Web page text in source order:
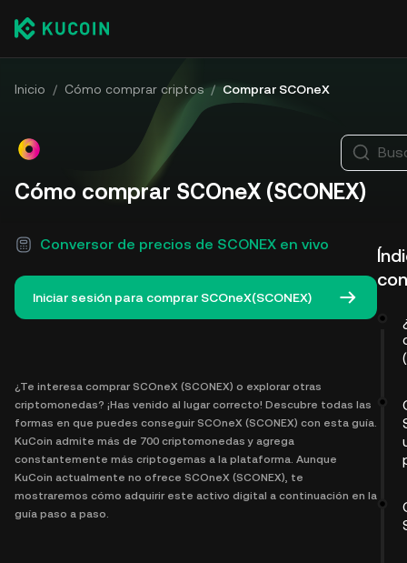
Inicio / Cómo comprar criptos / Comprar SCOneX
Cómo comprar SCOneX (SCONEX)
Conversor de precios de SCONEX en vivo
Iniciar sesión para comprar SCOneX(SCONEX)
¿Te interesa comprar SCOneX (SCONEX) o explorar otras
criptomonedas? ¡Has venido al lugar correcto! Descubre todas las
formas en que puedes conseguir SCOneX (SCONEX) con esta guía.
KuCoin admite más de 700 criptomonedas y agrega
constantemente más criptogemas a la plataforma. Aunque
KuCoin actualmente no ofrece SCOneX (SCONEX), te
mostraremos cómo adquirir este activo digital a continuación en la
guía paso a paso.